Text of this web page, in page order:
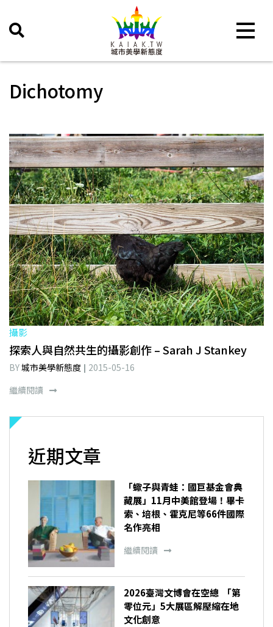
Toggle
Dichotomy
攝影
探索人與自然共生的攝影創作 – Sarah J Stankey
BY城市美學新態度
2015-05-16
繼續閱讀
近期文章
「蠍子與青蛙：國巨基金會典
藏展」11月中美館登場！畢卡
索、培根、霍克尼等66件國際
名作亮相
繼續閱讀
2026臺灣文博會在空總 「第
零位元」5大展區解壓縮在地
文化創意